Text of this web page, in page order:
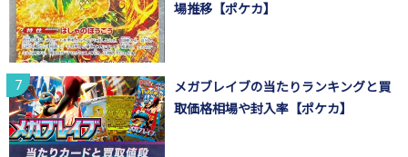
場推移【ポケカ】
メガブレイブの当たりランキングと買
取価格相場や封入率【ポケカ】